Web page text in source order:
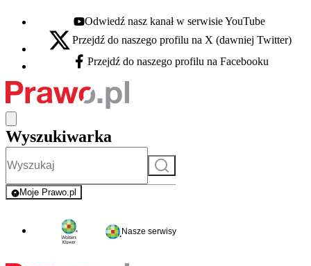
Youtube - otwiera się w nowej karcie
Odwiedź nasz kanał w serwisie YouTube
X - otwiera się w nowej karcie
Przejdź do naszego profilu na X (dawniej Twitter)
Facebook - otwiera się w nowej karcie
Przejdź do naszego profilu na Facebooku
Wyszukiwarka
Szukaj
Moje Prawo.pl
- rejestracja i logowanie do serwisu
Nasze serwisy